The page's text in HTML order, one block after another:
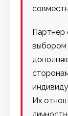
Партнер
выбором
Их